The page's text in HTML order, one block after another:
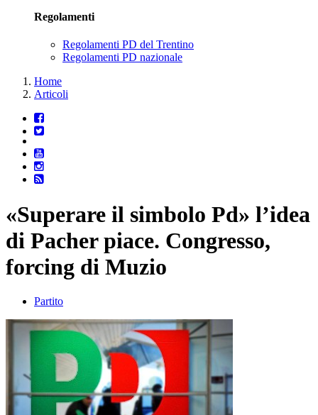
Regolamenti
Regolamenti PD del Trentino
Regolamenti PD nazionale
Home
Articoli
«Superare il simbolo Pd» l’idea
di Pacher piace. Congresso,
forcing di Muzio
Partito